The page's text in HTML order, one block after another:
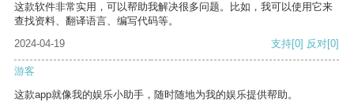
这款软件非常实用，可以帮助我解决很多问题。比如，我可以使用它来
查找资料、翻译语言、编写代码等。
2024-04-19
支持[0] 反对[0]
游客
这款app就像我的娱乐小助手，随时随地为我的娱乐提供帮助。